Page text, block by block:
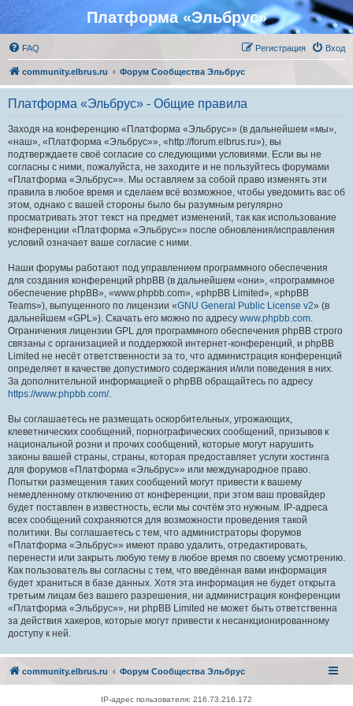
Платформа «Эльбрус»
FAQ Вход
Регистрация
community.elbrus.ru Форум Сообщества Эльбрус
Платформа «Эльбрус» - Общие правила
Заходя на конференцию «Платформа «Эльбрус»» (в дальнейшем «мы»,
«наш», «Платформа «Эльбрус»», «http://forum.elbrus.ru»), вы
подтверждаете своё согласие со следующими условиями. Если вы не
согласны с ними, пожалуйста, не заходите и не пользуйтесь форумами
«Платформа «Эльбрус»». Мы оставляем за собой право изменять эти
правила в любое время и сделаем всё возможное, чтобы уведомить вас об
этом, однако с вашей стороны было бы разумным регулярно
просматривать этот текст на предмет изменений, так как использование
конференции «Платформа «Эльбрус»» после обновления/исправления
условий означает ваше согласие с ними.
Наши форумы работают под управлением программного обеспечения
для создания конференций phpBB (в дальнейшем «они», «программное
обеспечение phpBB», «www.phpbb.com», «phpBB Limited», «phpBB
Teams»), выпущенного по лицензии «GNU General Public License v2» (в
дальнейшем «GPL»). Скачать его можно по адресу www.phpbb.com.
Ограничения лицензии GPL для программного обеспечения phpBB строго
связаны с организацией и поддержкой интернет-конференций, и phpBB
Limited не несёт ответственности за то, что администрация конференций
определяет в качестве допустимого содержания и/или поведения в них.
За дополнительной информацией о phpBB обращайтесь по адресу
https://www.phpbb.com/.
Вы соглашаетесь не размещать оскорбительных, угрожающих,
клеветнических сообщений, порнографических сообщений, призывов к
национальной розни и прочих сообщений, которые могут нарушить
законы вашей страны, страны, которая предоставляет услуги хостинга
для форумов «Платформа «Эльбрус»» или международное право.
Попытки размещения таких сообщений могут привести к вашему
немедленному отключению от конференции, при этом ваш провайдер
будет поставлен в известность, если мы сочтём это нужным. IP-адреса
всех сообщений сохраняются для возможности проведения такой
политики. Вы соглашаетесь с тем, что администраторы форумов
«Платформа «Эльбрус»» имеют право удалить, отредактировать,
перенести или закрыть любую тему в любое время по своему усмотрению.
Как пользователь вы согласны с тем, что введённая вами информация
будет храниться в базе данных. Хотя эта информация не будет открыта
третьим лицам без вашего разрешения, ни администрация конференции
«Платформа «Эльбрус»», ни phpBB Limited не может быть ответственна
за действия хакеров, которые могут привести к несанкционированному
доступу к ней.
community.elbrus.ru Форум Сообщества Эльбрус
IP-адрес пользователя: 216.73.216.172